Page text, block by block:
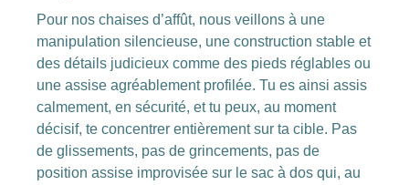
Pour nos chaises d’affût, nous veillons à une
manipulation silencieuse, une construction stable et
des détails judicieux comme des pieds réglables ou
une assise agréablement profilée. Tu es ainsi assis
calmement, en sécurité, et tu peux, au moment
décisif, te concentrer entièrement sur ta cible. Pas
de glissements, pas de grincements, pas de
position assise improvisée sur le sac à dos qui, au